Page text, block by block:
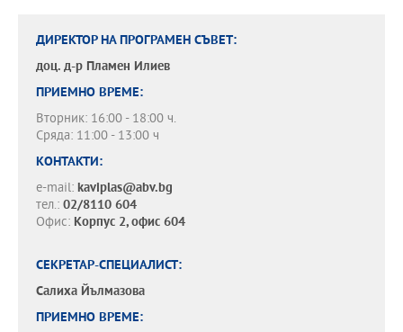
ДИРЕКТОР НА ПРОГРАМЕН СЪВЕТ:
доц. д-р Пламен Илиев
ПРИЕМНО ВРЕМЕ:
Вторник: 16:00 - 18:00 ч.
Сряда: 11:00 - 13:00 ч
КОНТАКТИ:
e-mail: kaviplas@abv.bg
тел.: 02/8110 604
Офис: Корпус 2, офис 604
СЕКРЕТАР-СПЕЦИАЛИСТ:
Салиха Йълмазова
ПРИЕМНО ВРЕМЕ: